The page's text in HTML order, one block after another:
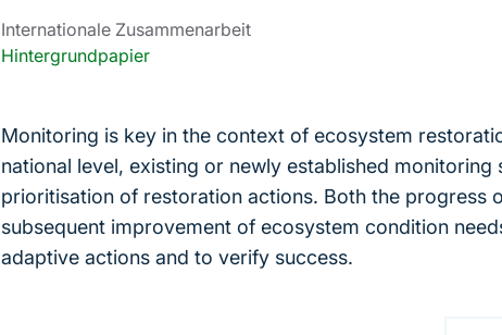
Internationale Zusammenarbeit
Hintergrundpapier
Monitoring is key in the context of ecosystem
national level, existing or newly established monitoring
prioritisation of restoration actions. Both the progress
subsequent improvement of ecosystem condition
adaptive actions and to verify success.